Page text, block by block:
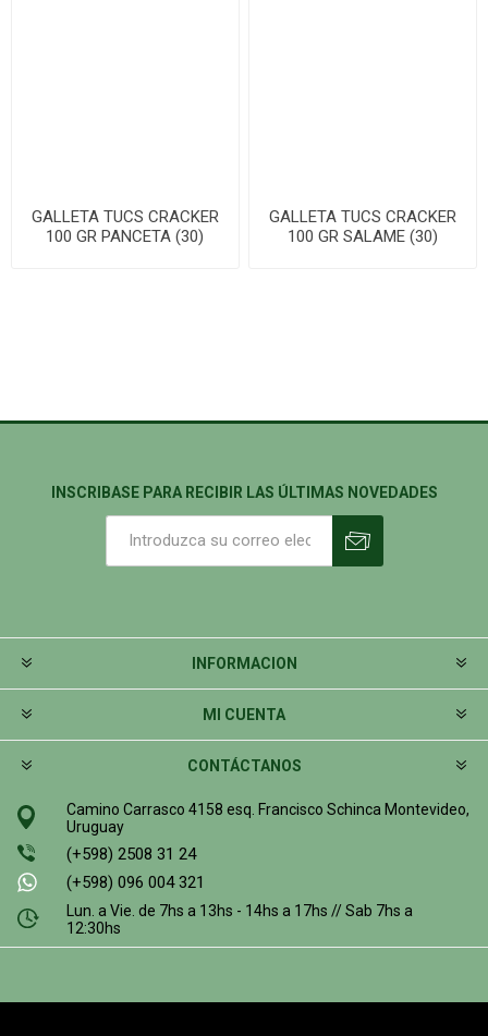
GALLETA TUCS CRACKER
100 GR PANCETA (30)
GALLETA TUCS CRACKER
100 GR SALAME (30)
INSCRIBASE PARA RECIBIR LAS ÚLTIMAS NOVEDADES
INFORMACION
MI CUENTA
CONTÁCTANOS
Camino Carrasco 4158 esq. Francisco Schinca Montevideo,
Uruguay
(+598) 2508 31 24
(+598) 096 004 321
Lun. a Vie. de 7hs a 13hs - 14hs a 17hs // Sab 7hs a
12:30hs